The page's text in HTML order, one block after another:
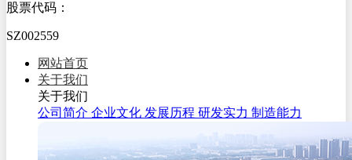
股票代码：
SZ002559
网站首页
关于我们
关于我们
公司简介 企业文化 发展历程 研发实力 制造能力